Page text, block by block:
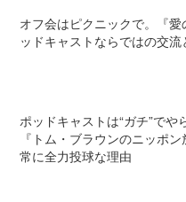
オフ会はピクニックで。『
ッドキャストならではの交流
ポッドキャストは“ガチ”でや
『トム・ブラウンのニッポ
常に全力投球な理由